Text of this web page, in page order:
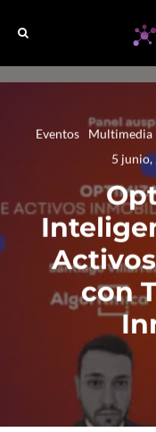
Eventos Multimedia
5 junio,
con